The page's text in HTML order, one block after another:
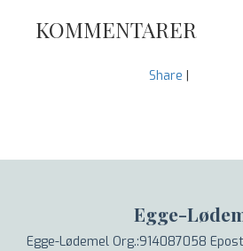
KOMMENTARER
Share |
Egge-
Egge-Lødemel Org.:914087058